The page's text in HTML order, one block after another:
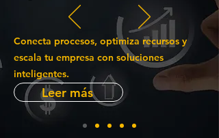
Conecta procesos, optimiza recursos y
escala tu empresa con soluciones
inteligentes.
Leer más